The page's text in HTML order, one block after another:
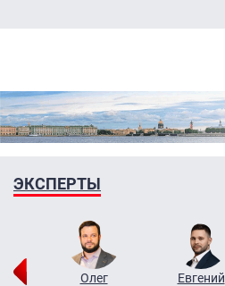
ЭКСПЕРТЫ
Олег
Евгений